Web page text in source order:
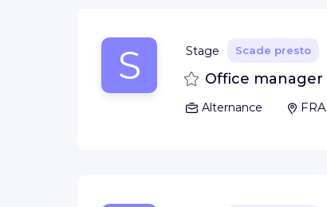
S Stage Scade presto
SalvaOffice
Alternance